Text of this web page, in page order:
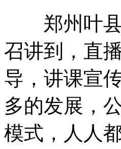
郑州叶县
召讲到，直
导，讲课宣
多的发展，
模式，人人